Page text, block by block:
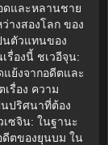
ดและหลานชาย
างสองโลก ของ
นตัวแทนของ
รื่องนี้ ชเวอีจุน:
ย้งจากอดีตและ
รื่อง ความ
ปริศนาที่ต้อง
ซจิน: ในฐานะ
ดีตของยุนบม ใน